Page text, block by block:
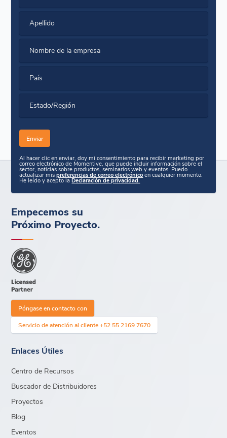
Apellido
Nombre de la empresa
País
Estado/Región
Al hacer clic en enviar, doy mi consentimiento para recibir marketing por
correo electrónico de Momentive, que puede incluir información sobre el
sector, noticias sobre productos, seminarios web y eventos. Puedo
actualizar mispreferencias de correo electrónico en cualquier momento.
He leído y acepto laDeclaración de privacidad.
Empecemos su
Próximo Proyecto.
Póngase en contacto con
Servicio de atención al cliente +52 55 2169 7670
Enlaces Útiles
Centro de Recursos
Buscador de Distribuidores
Proyectos
Blog
Eventos